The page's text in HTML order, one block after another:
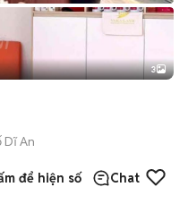
3
Dĩ An
để hiện số Chat